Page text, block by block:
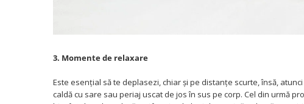
3. Momente de relaxare
Este esențial să te deplasezi, chiar și pe distanțe scurte, însă,
caldă cu sare sau periaj uscat de jos în sus pe corp. Cel din urmă